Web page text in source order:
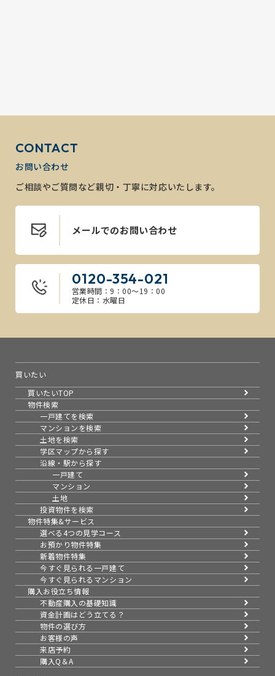
CONTACT
お問い合わせ
ご相談やご質問など親切・丁寧に対応いたします。
メールでのお問い合わせ
0120-354-021
営業時間：9：00～19：00
定休日：水曜日
買いたい
買いたいTOP
物件検索
一戸建てを検索
マンションを検索
土地を検索
学区マップから探す
沿線・駅から探す
一戸建て
マンション
土地
投資物件を検索
物件特集&サービス
選べる4つの見学コース
お預かり物件特集
新着物件特集
今すぐ見られる一戸建て
今すぐ見られるマンション
購入お役立ち情報
不動産購入の基礎知識
資金計画はどう立てる？
物件の選び方
お客様の声
来店予約
購入Q＆A